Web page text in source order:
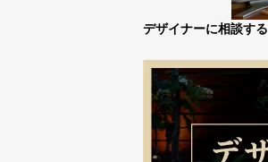
デザイナーに相談する